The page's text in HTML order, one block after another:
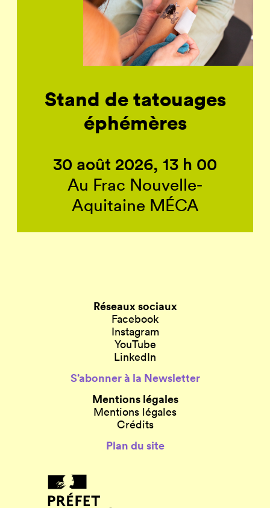
Stand de tatouages
éphémères
30 août 2026, 13 h 00
Au Frac Nouvelle-
Aquitaine MÉCA
Réseaux sociaux
Facebook
Instagram
YouTube
LinkedIn
S’abonner à la Newsletter
Mentions légales
Mentions légales
Crédits
Plan du site